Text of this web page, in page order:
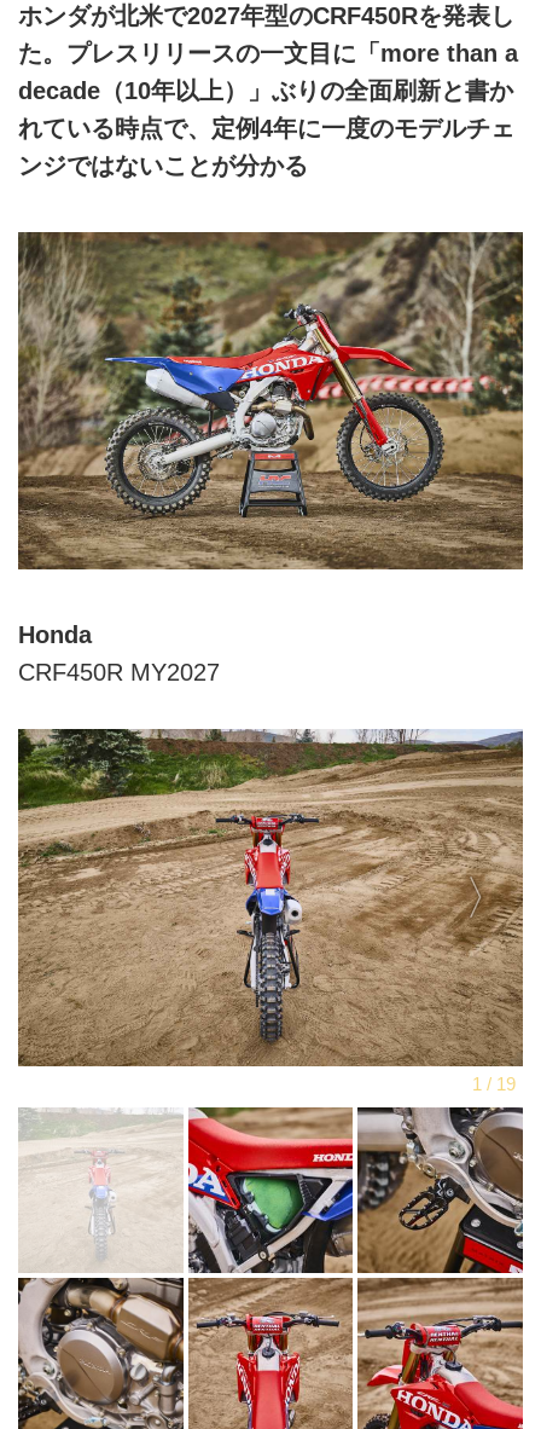
ホンダが北米で2027年型のCRF450Rを発表し
た。プレスリリースの一文目に「more than a
decade（10年以上）」ぶりの全面刷新と書か
れている時点で、定例4年に一度のモデルチェ
ンジではないことが分かる
Honda
CRF450R MY2027